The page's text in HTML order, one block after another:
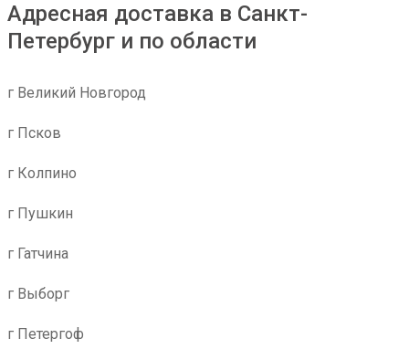
Адресная доставка в Санкт-
Петербург и по области
г Великий Новгород
г Псков
г Колпино
г Пушкин
г Гатчина
г Выборг
г Петергоф